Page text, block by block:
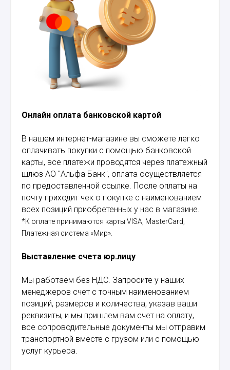
Онлайн оплата банковской картой
В нашем интернет-магазине вы сможете легко
оплачивать покупки с помощью банковской
карты, все платежи проводятся через платежный
шлюз АО "Альфа Банк", оплата осуществляется
по предоставленной ссылке. После оплаты на
почту приходит чек о покупке с наименованием
всех позиций приобретенных у нас в магазине.
*К оплате принимаются карты VISA, MasterCard,
Платежная система «Мир».
Выставление счета юр.лицу
Мы работаем без НДС. Запросите у наших
менеджеров счет с точным наименованием
позиций, размеров и количества, указав ваши
реквизиты, и мы пришлем вам счет на оплату,
все сопроводительные документы мы отправим
транспортной вместе с грузом или с помощью
услуг курьера.